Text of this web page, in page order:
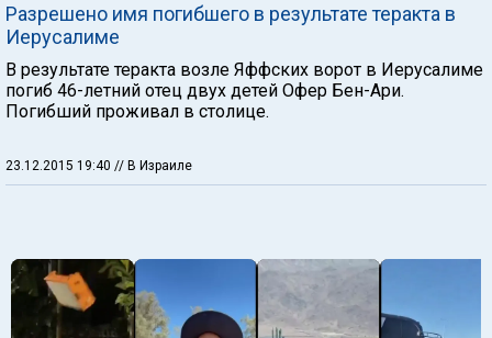
Разрешено имя погибшего в результате теракта в
Иерусалиме
В результате теракта возле Яффских ворот в Иерусалиме
погиб 46-летний отец двух детей Офер Бен-Ари.
Погибший проживал в столице.
23.12.2015 19:40 // В Израиле